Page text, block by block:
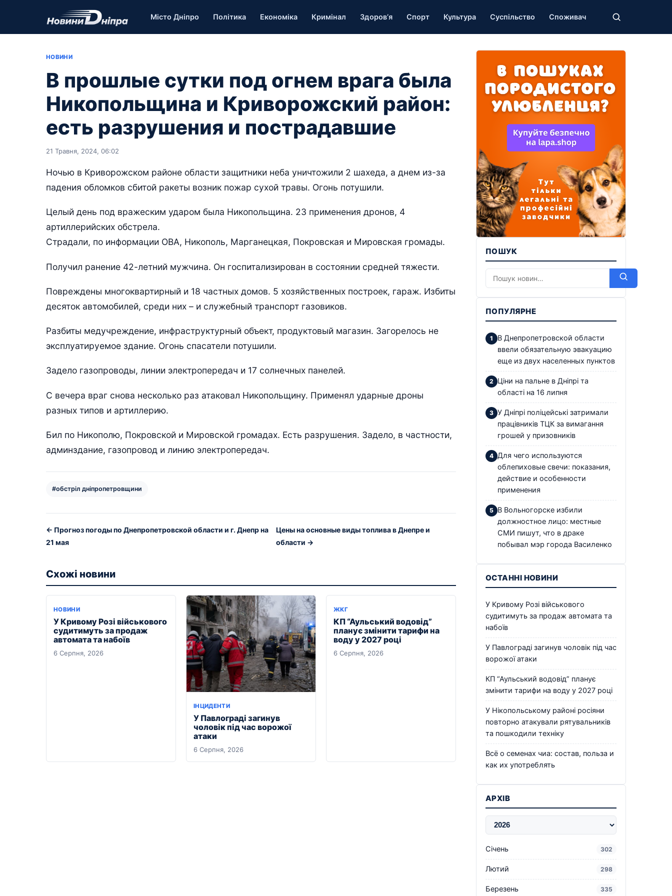
Місто Дніпро Політика Економіка Кримінал Здоров’я Спорт Культура Суспільство Споживач
НОВИНИ
В прошлые сутки под огнем врага была
Никопольщина и Криворожский район:
есть разрушения и пострадавшие
21 Травня, 2024, 06:02
Ночью в Криворожском районе области защитники неба уничтожили 2 шахеда, а днем из-за
падения обломков сбитой ракеты возник пожар сухой травы. Огонь потушили.
Целый день под вражеским ударом была Никопольщина. 23 применения дронов, 4
артиллерийских обстрела.
Страдали, по информации ОВА, Никополь, Марганецкая, Покровская и Мировская громады.
Получил ранение 42-летний мужчина. Он госпитализирован в состоянии средней тяжести.
Повреждены многоквартирный и 18 частных домов. 5 хозяйственных построек, гараж. Избиты
десяток автомобилей, среди них – и служебный транспорт газовиков.
Разбиты медучреждение, инфраструктурный объект, продуктовый магазин. Загорелось не
эксплуатируемое здание. Огонь спасатели потушили.
Задело газопроводы, линии электропередач и 17 солнечных панелей.
С вечера враг снова несколько раз атаковал Никопольщину. Применял ударные дроны
разных типов и артиллерию.
Бил по Никополю, Покровской и Мировской громадах. Есть разрушения. Задело, в частности,
админздание, газопровод и линию электропередач.
#обстріл дніпропетровщини
← Прогноз погоды по Днепропетровской области и г. Днепр на
21 мая
Цены на основные виды топлива в Днепре и
области →
Схожі новини
НОВИНИ
У Кривому Розі військового
судитимуть за продаж
автомата та набоїв
6 Серпня, 2026
ІНЦИДЕНТИ
У Павлограді загинув
чоловік під час ворожої
атаки
6 Серпня, 2026
ЖКГ
КП “Аульський водовід”
планує змінити тарифи на
воду у 2027 році
6 Серпня, 2026
ПОШУК
ПОПУЛЯРНЕ
В Днепропетровской области
ввели обязательную эвакуацию
еще из двух населенных пунктов
Ціни на пальне в Дніпрі та
області на 16 липня
У Дніпрі поліцейські затримали
працівників ТЦК за вимагання
грошей у призовників
Для чего используются
облепиховые свечи: показания,
действие и особенности
применения
В Вольногорске избили
должностное лицо: местные
СМИ пишут, что в драке
побывал мэр города Василенко
ОСТАННІ НОВИНИ
У Кривому Розі військового
судитимуть за продаж автомата та
набоїв
У Павлограді загинув чоловік під час
ворожої атаки
КП “Аульський водовід” планує
змінити тарифи на воду у 2027 році
У Нікопольському районі росіяни
повторно атакували рятувальників
та пошкодили техніку
Всё о семенах чиа: состав, польза и
как их употреблять
АРХІВ
Січень 302
Лютий 298
Березень 335